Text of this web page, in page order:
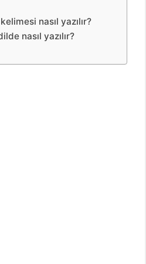
nasıl yazılır?
nasıl yazılır?